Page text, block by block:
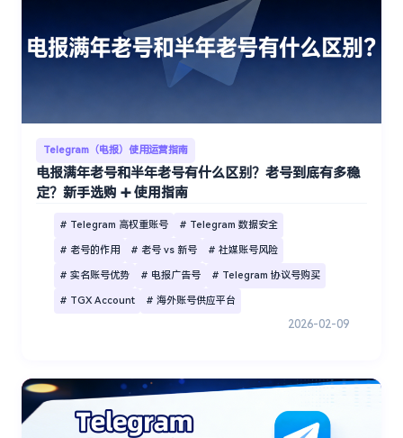
Telegram（电报）使用运营指南
电报满年老号和半年老号有什么区别？老号到底有多稳
定？新手选购 ➕ 使用指南
# Telegram 高权重账号 # Telegram 数据安全
# 老号的作用 # 老号 vs 新号 # 社媒账号风险
# 实名账号优势 # 电报广告号 # Telegram 协议号购买
# TGX Account # 海外账号供应平台
2026-02-09